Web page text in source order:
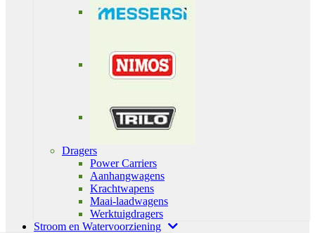
Dragers
Power Carriers
Aanhangwagens
Krachtwapens
Maai-laadwagens
Werktuigdragers
Stroom en Watervoorziening